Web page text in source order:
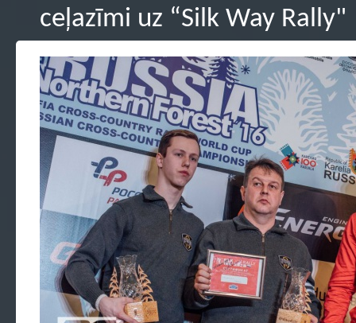
ceļazīmi uz “Silk Way Rally"